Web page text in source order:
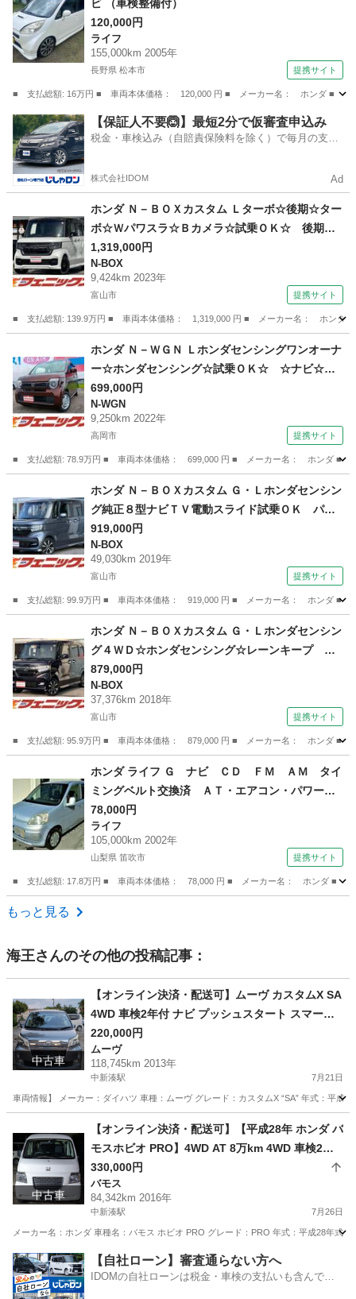
ビ （車検整備付）
120,000円
ライフ
155,000km 2005年
長野県 松本市 提携サイト
■ 支払総額: 16万円 ■ 車両本体価格： 120,000 円 ■ メーカー名： ホンダ
長野 松本市 ライフ
【保証人不要🙆】最短2分で仮審査申込み
税金・車検込み（自賠責保険料を除く）で毎月の支払
株式会社IDOM Ad
ホンダ Ｎ－ＢＯＸカスタム Ｌターボ☆後期☆ター
ボ☆Ｗパワスラ☆Ｂカメラ☆試乗ＯＫ☆ 後期型
☆ブラックルーフ☆レザーシート☆両側パワスラ
☆アダプティブクルコン☆パドルシフト☆シート
ヒーター☆９インチナビ☆フルセグ☆Ｂｌｕｅｔ
ｏｏｔｈ☆アップルカープレイ☆バックカメラ☆
ＥＴＣ☆試乗ＯＫ （検10.7）
1,319,000円
N-BOX
9,424km 2023年
富山市 提携サイト
■ 支払総額: 139.9万円 ■ 車両本体価格： 1,319,000 円 ■ メーカー名： ホン
N-BOX
ホンダ Ｎ－ＷＧＮ Ｌホンダセンシングワンオーナ
ー☆ホンダセンシング☆試乗ＯＫ☆ ☆ナビ☆Ｂ
ｌｕｅｔｏｏｔｈ☆バックカメラ☆ＬＥＤオート
ライト☆スマートキー☆プッシュスタート☆シー
トヒーター☆アイドリングストップ☆ステリモ☆
禁煙車☆ＥＴＣ☆試乗ＯＫ☆ワンオーナー☆ホン
ダセンシング （検9.5）
699,000円
N-WGN
9,250km 2022年
高岡市 提携サイト
■ 支払総額: 78.9万円 ■ 車両本体価格： 699,000 円 ■ メーカー名： ホンダ ■
N-WGN
ホンダ Ｎ－ＢＯＸカスタム Ｇ・Ｌホンダセンシン
グ純正８型ナビＴＶ電動スライド試乗ＯＫ パワ
ースライドドア アダプティブクルーズコントロ
ール レーンキープ 純正８インチナビ フルセ
グ Ｂｌｕｅｔｏｏｔｈ バックカメラ ビルト
インＥＴＣ スマートキー オートＬＥＤライ
ト 試乗ＯＫ （検9.12）
919,000円
N-BOX
49,030km 2019年
富山市 提携サイト
■ 支払総額: 99.9万円 ■ 車両本体価格： 919,000 円 ■ メーカー名： ホンダ ■ 車
N-BOX
ホンダ Ｎ－ＢＯＸカスタム Ｇ・Ｌホンダセンシン
グ４ＷＤ☆ホンダセンシング☆レーンキープ ４
ＷＤ☆ホンダセンシング☆レーンキープ☆アダプ
ティブクルコン☆メモリーナビＴＶ☆Ｂｌｕｅｔ
ｏｏｔｈ☆バックカメラ☆電動スライドドア☆ド
ラレコ☆オートＬＥＤライト☆前席シートヒータ
ー☆ＥＴＣ☆試乗ＯＫ （なし）
879,000円
N-BOX
37,376km 2018年
富山市 提携サイト
■ 支払総額: 95.9万円 ■ 車両本体価格： 879,000 円 ■ メーカー名： ホンダ ■
N-BOX
ホンダ ライフ Ｇ ナビ ＣＤ ＦＭ ＡＭ タイ
ミングベルト交換済 ＡＴ・エアコン・パワーウ
ィンドウ・Ｗエアバッグ・衝突安全ボディー Ｕ
Ｖカットガラス プライバシーガラス・外装傷
（検8.11）
78,000円
ライフ
105,000km 2002年
山梨県 笛吹市 提携サイト
■ 支払総額: 17.8万円 ■ 車両本体価格： 78,000 円 ■ メーカー名： ホンダ ■
山梨 笛吹市
もっと見る
海王さんのその他の投稿記事：
中古車
【オンライン決済・配送可】ムーヴ カスタムX SA
4WD 車検2年付 ナビ プッシュスタート スマート
キー
220,000円
ムーヴ
118,745km 2013年
中新湊駅 7月21日
車両情報】 メーカー：ダイハツ 車種：ムーヴ グレード：カスタムX “SA” 年式：平成
中新湊駅 ムーヴ
中古車
【オンライン決済・配送可】【平成28年 ホンダ バ
モスホビオ PRO】4WD AT 8万km 4WD 車検2年
付き
330,000円
バモス
84,342km 2016年
中新湊駅 7月26日
メーカー名：ホンダ 車種名：バモス ホビオ PRO グレード：PRO 年式：平成28年式
富山 高岡市 中新湊駅 バモス
【自社ローン】審査通らない方へ
IDOMの自社ローンは税金・車検の支払いも含んでい